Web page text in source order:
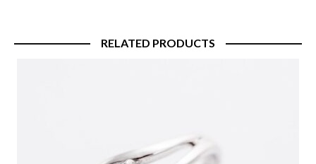
RELATED PRODUCTS